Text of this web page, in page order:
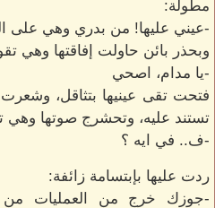
مطولة:
-عيني عليها! من بدري وهي على
وبحذر بائن حاولت إفاقتها وهي
-يا مدام، اصحي
فتحت تقى عينيها بتثاقل،
تستند عليه، وتحشرج صوتها
-ف.. في ايه ؟
ردت عليها بإبتسامة زائفة:
-جوزك خرج من العمليات من